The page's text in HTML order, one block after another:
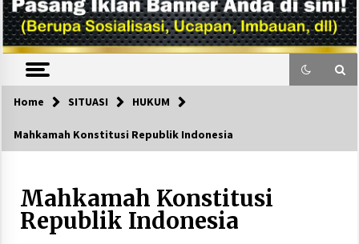
Home SITUASI HUKUM
Mahkamah Konstitusi Republik Indonesia
Mahkamah Konstitusi
Republik Indonesia